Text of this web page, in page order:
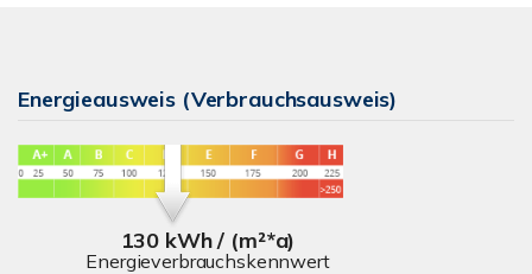
Energieausweis (Verbrauchsausweis)
130 kWh / (m²*a)
Energieverbrauchskennwert